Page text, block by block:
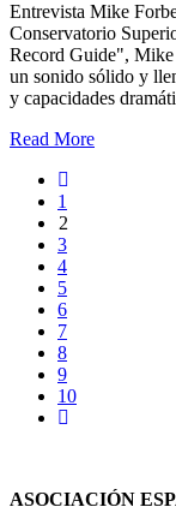
Entrevista Mike
Conservatorio
Record Guide", Mike
un sonido sólido y
y capacidades
Read More
1
2
3
4
5
6
7
8
9
10
ASOCIACIÓN